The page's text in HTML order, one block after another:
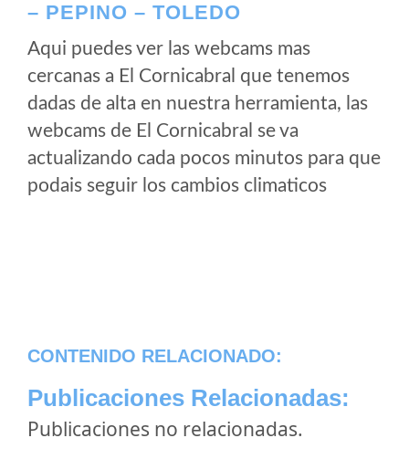
– PEPINO – TOLEDO
Aqui puedes ver las webcams mas
cercanas a El Cornicabral que tenemos
dadas de alta en nuestra herramienta, las
webcams de El Cornicabral se va
actualizando cada pocos minutos para que
podais seguir los cambios climaticos
CONTENIDO RELACIONADO:
Publicaciones Relacionadas:
Publicaciones no relacionadas.